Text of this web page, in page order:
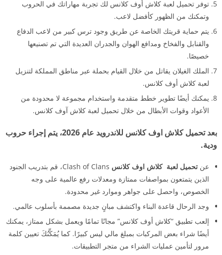
توفر تحميل لعبة كلاش أوف كلانس لك تجربة مهاراتك في الحروب
وتمكنك من الظهور كأفضل لاعب.
يتم حماية قريتك الخاصة عن طريق وجود ترس كبير من لاعب الدفاع
والقنابل والفخاخ ومدافع الهوان والجدران العديدة التي تم تصنيعها
خصيصًا.
الملك الغيلان يقاتل من خلال القيام بحملة عبر مناطق المملكة لتنزيل
لعبة كلاش أوف كلانس.
يمكنك أيضًا تطوير خطط متقدمة واستخدام مجموعة لا محدودة من
الأعواد وقوات الأبطال من خلال تحميل لعبة كلاش آوف كلانس.
بعد تحميل كلاش اوف كلانس للاندرويد عام 2026، يتم إجراء حروب
ودية.
عن تحميل لعبة كلاش اوف كلانس
Clash of Clans، قم بتدريب الجنود
الذين يتمتعون بمواصفات ممتازة ومعدلات رفع عالمية على وجه
الخصوص، واحصل على جواهر وموارد غير محدودة.
وجد الرحال قاعدة البناء واكتشف مبانٍ جديدة مصممة بأسلوب عالمي.
إلعب تطبيق “كلاش أوف كلانس” مجانًا تمامًا ويعمل بشكل ممتاز، يمكنك
أيضًا شراء بعض المركبات بمبلغ مالي ليس كبيرًا. كما يُمَكِّنُكَ تعيين كلمة
مرور لتأمين عمليات الشراء من متجر التطبيقات.